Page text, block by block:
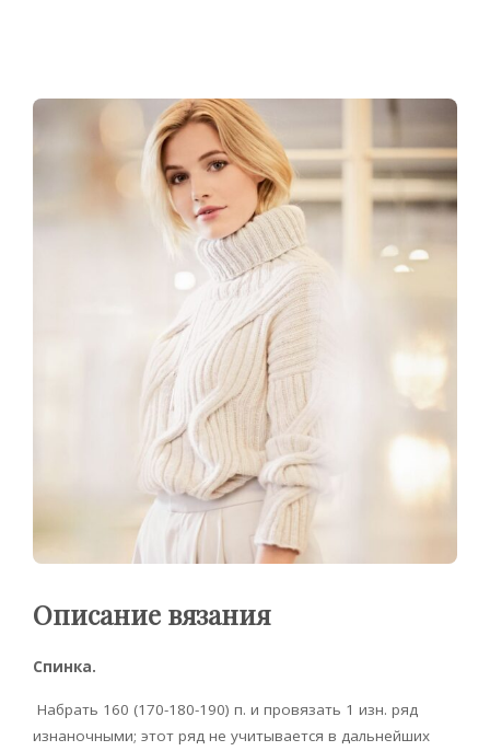
Описание вязания
Спинка.
Набрать 160 (170-180-190) п. и провязать 1 изн. ряд
изнаночными; этот ряд не учитывается в дальнейших